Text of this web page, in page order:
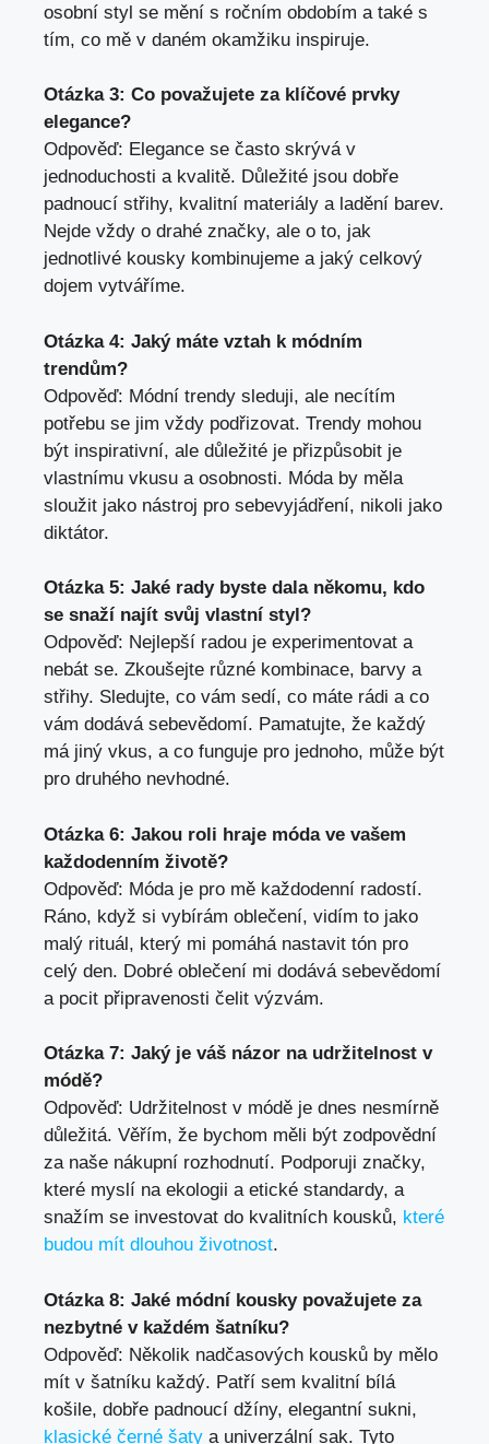
osobní​ styl se mění s ročním obdobím a také s
tím, ⁤co mě v daném okamžiku​ inspiruje.
Otázka 3: Co považujete za‍ klíčové prvky
elegance?
Odpověď: Elegance se často skrývá v
jednoduchosti a kvalitě.⁢ Důležité ‍jsou dobře
padnoucí střihy, kvalitní ​materiály a ladění barev.
⁢Nejde vždy o drahé značky, ale o to, ‌jak
jednotlivé kousky kombinujeme a jaký celkový
dojem vytváříme.
Otázka 4: Jaký máte vztah k módním
trendům?
Odpověď: ‌Módní trendy sleduji, ale necítím
potřebu se jim vždy podřizovat. Trendy mohou
být inspirativní, ale důležité je‍ přizpůsobit‌ je
vlastnímu vkusu a osobnosti. Móda by měla
sloužit jako nástroj pro sebevyjádření, nikoli jako
diktátor.
Otázka 5: Jaké rady byste dala někomu, kdo
se snaží najít svůj vlastní styl?
Odpověď: Nejlepší radou je experimentovat a
nebát se. Zkoušejte různé‍ kombinace,⁤ barvy a
střihy. Sledujte, co vám sedí, co máte rádi a co
vám dodává sebevědomí. Pamatujte, ⁤že každý
má jiný vkus,⁤ a co funguje pro jednoho, může⁣ být
pro druhého nevhodné.
Otázka 6: Jakou roli hraje móda ve vašem
každodenním životě?
Odpověď: Móda je pro mě každodenní radostí.
Ráno, když si⁢ vybírám oblečení, vidím to jako
⁣malý rituál, který mi pomáhá nastavit tón pro
celý den. Dobré ‍oblečení mi dodává⁣ sebevědomí
a pocit připravenosti čelit výzvám.
Otázka 7:⁤ Jaký je váš ⁣názor na udržitelnost v
módě?
Odpověď: Udržitelnost v módě je dnes nesmírně
důležitá. Věřím, že ‍bychom měli být zodpovědní
za naše nákupní rozhodnutí. Podporuji značky,
které myslí na ekologii a etické standardy, a
snažím se investovat do kvalitních kousků, které
budou mít dlouhou životnost.
Otázka 8: Jaké módní kousky považujete za
nezbytné v každém šatníku?
Odpověď: Několik nadčasových ⁢kousků by mělo
mít v šatníku každý. Patří sem kvalitní bílá
košile, dobře padnoucí džíny, elegantní sukni,
klasické černé šaty a univerzální sak. Tyto